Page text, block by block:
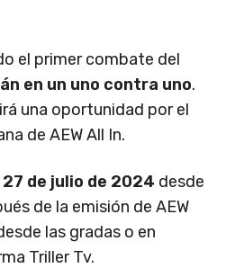
el primer combate del
en un uno contra uno.
una oportunidad por el
de AEW All In.
de julio de 2024 desde
de la emisión de AEW
las gradas o en
Triller Tv.